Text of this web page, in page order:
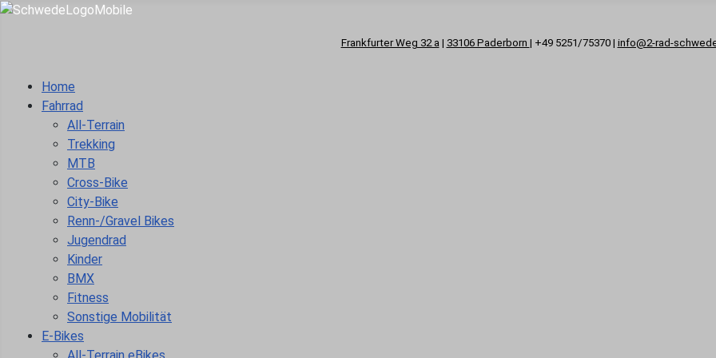
Frankfurter Weg 32 a | 33106 Paderborn | +49 5251/75370 | info@2-rad-
Home
Fahrrad
All-Terrain
Trekking
MTB
Cross-Bike
City-Bike
Renn-/Gravel Bikes
Jugendrad
Kinder
BMX
Fitness
Sonstige Mobilität
E-Bikes